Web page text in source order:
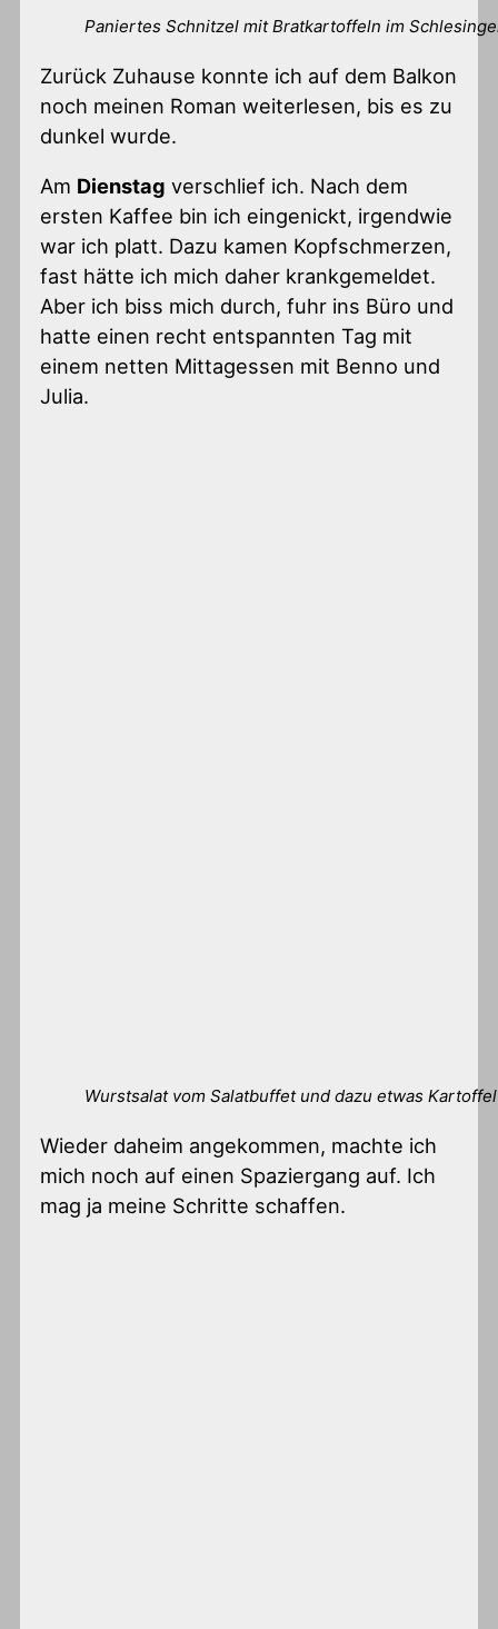
Paniertes Schnitzel mit Bratkartoffeln im
Zurück Zuhause konnte ich auf dem Balkon
noch meinen Roman weiterlesen, bis es zu
dunkel wurde.
Am Dienstag verschlief ich. Nach dem
ersten Kaffee bin ich eingenickt, irgendwie
war ich platt. Dazu kamen Kopfschmerzen,
fast hätte ich mich daher krankgemeldet.
Aber ich biss mich durch, fuhr ins Büro und
hatte einen recht entspannten Tag mit
einem netten Mittagessen mit Benno und
Julia.
Wurstsalat vom Salatbuffet und dazu etwas
Wieder daheim angekommen, machte ich
mich noch auf einen Spaziergang auf. Ich
mag ja meine Schritte schaffen.